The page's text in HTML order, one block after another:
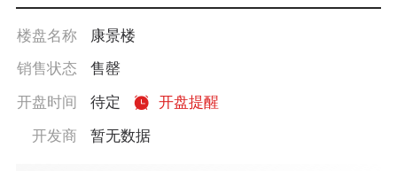
楼盘名称
康景楼
销售状态
售罄
开盘时间
待定
开盘提醒
开发商
暂无数据